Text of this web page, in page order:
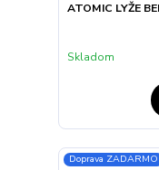
ATOMIC LYŽE
Skladom
Doprava ZADARMO